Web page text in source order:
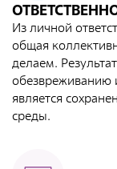
Из личной
общая
делаем.
обезвреживанию
является
среды.
Новости
Направления
Обращение с
Радиационный и